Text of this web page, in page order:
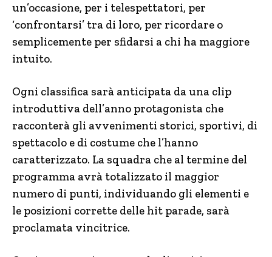
un’occasione, per i telespettatori, per
‘confrontarsi’ tra di loro, per ricordare o
semplicemente per sfidarsi a chi ha maggiore
intuito.
Ogni classifica sarà anticipata da una clip
introduttiva dell’anno protagonista che
racconterà gli avvenimenti storici, sportivi, di
spettacolo e di costume che l’hanno
caratterizzato. La squadra che al termine del
programma avrà totalizzato il maggior
numero di punti, individuando gli elementi e
le posizioni corrette delle hit parade, sarà
proclamata vincitrice.